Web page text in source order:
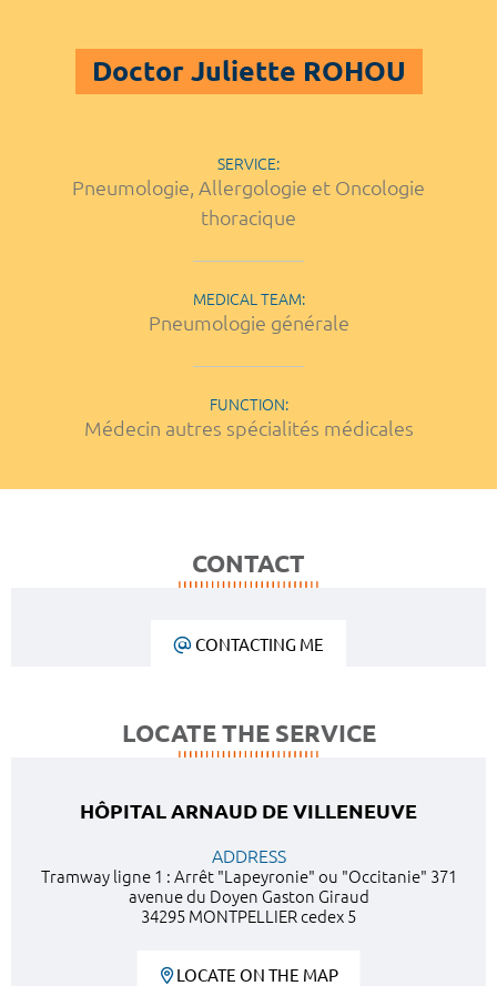
Doctor Juliette ROHOU
SERVICE:
Pneumologie, Allergologie et Oncologie
thoracique
MEDICAL TEAM:
Pneumologie générale
FUNCTION:
Médecin autres spécialités médicales
CONTACT
CONTACTING ME
LOCATE THE SERVICE
HÔPITAL ARNAUD DE VILLENEUVE
ADDRESS
Tramway ligne 1 : Arrêt "Lapeyronie" ou "Occitanie" 371
avenue du Doyen Gaston Giraud
34295 MONTPELLIER cedex 5
LOCATE ON THE MAP